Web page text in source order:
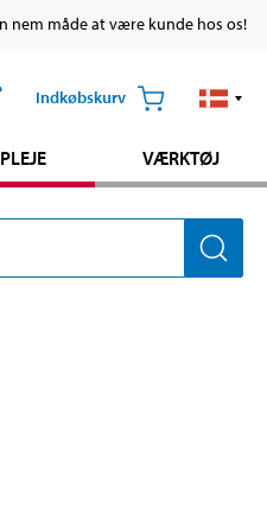
nem måde at være kunde hos os!
Indkøbskurv
VÆRKTØJ